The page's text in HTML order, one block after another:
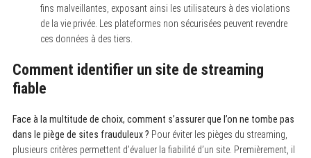
fins malveillantes, exposant ainsi les utilisateurs à des violations
de la vie privée. Les plateformes non sécurisées peuvent revendre
ces données à des tiers.
Comment identifier un site de streaming
fiable
Face à la multitude de choix, comment s’assurer que l’on ne tombe pas
dans le piège de sites frauduleux ? Pour éviter les pièges du streaming,
plusieurs critères permettent d’évaluer la fiabilité d’un site. Premièrement, il